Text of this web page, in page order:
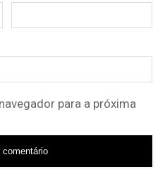
para a próxima